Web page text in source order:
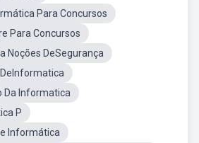
Para Concursos
Para Concursos
Noções DeSegurança
Da Informatica
P
Informática